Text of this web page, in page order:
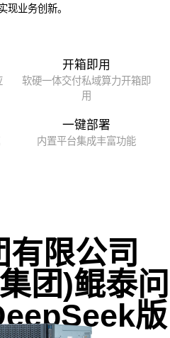
现业务创新。
开箱即用
软硬一体交付私域算力开箱即
用
一键部署
内置平台集成丰富功能
限公司
团)鲲泰问
版